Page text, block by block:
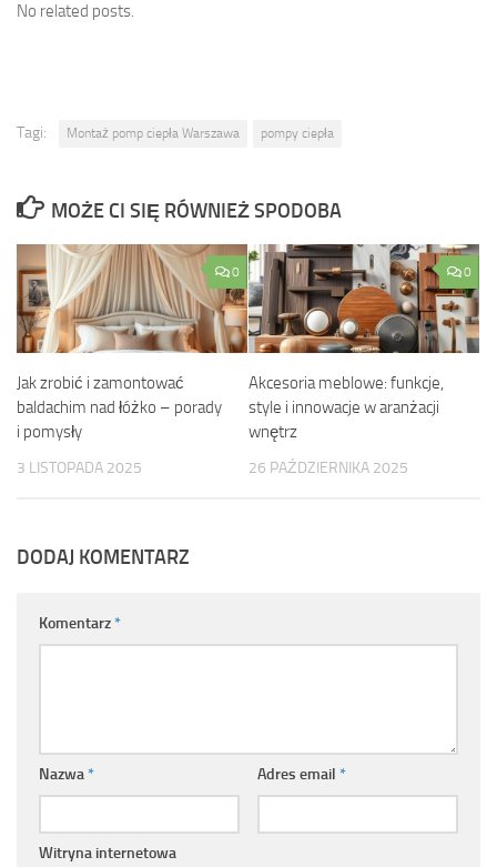
No related posts.
Tagi: Montaż pomp ciepła Warszawa pompy ciepła
MOŻE CI SIĘ RÓWNIEŻ SPODOBA
0
Jak zrobić i zamontować
baldachim nad łóżko – porady
i pomysły
3 LISTOPADA 2025
0
Akcesoria meblowe: funkcje,
style i innowacje w aranżacji
wnętrz
26 PAŹDZIERNIKA 2025
DODAJ KOMENTARZ
Komentarz*
Nazwa* Adres email *
Witryna internetowa